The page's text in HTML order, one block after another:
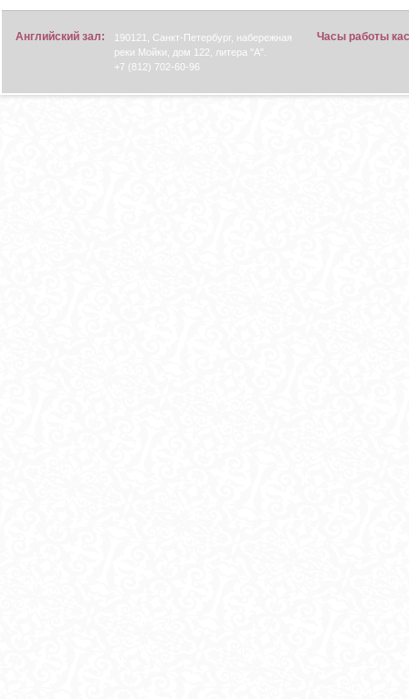
Английский зал:
190121, Санкт-Петербург, набережная
реки Мойки, дом 122, литера "А".
+7 (812) 702-60-96
Часы работы